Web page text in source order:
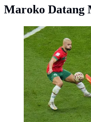
Maroko Datang